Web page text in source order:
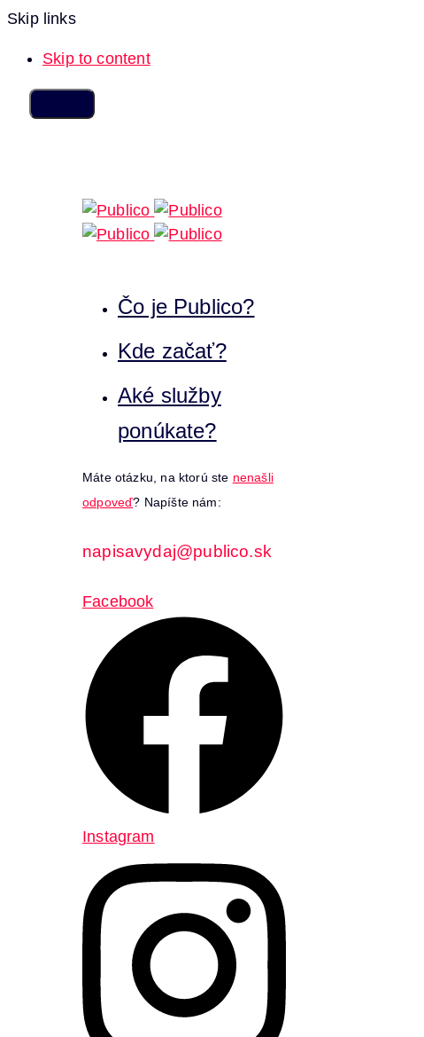
Skip links
Skip to content
Čo je Publico?
Kde začať?
Aké služby
ponúkate?
Máte otázku, na ktorú ste nenašli
odpoveď? Napíšte nám:
napisavydaj@publico.sk
Facebook
Instagram